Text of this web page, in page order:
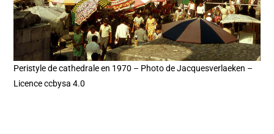
Peristyle de cathedrale en 1970 – Photo de Jacquesverlaeken –
Licence ccbysa 4.0